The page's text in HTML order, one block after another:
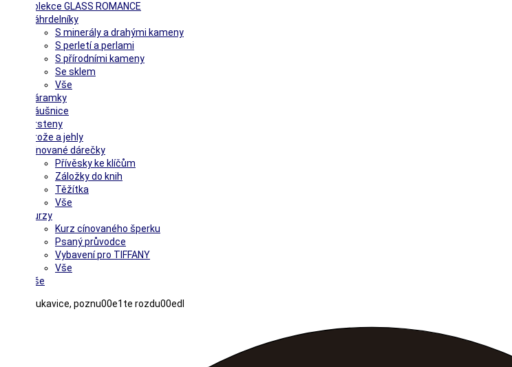
Kolekce GLASS ROMANCE
Náhrdelníky
S minerály a drahými kameny
S perletí a perlami
S přírodními kameny
Se sklem
Vše
Náramky
Náušnice
Prsteny
Brože a jehly
Cínované dárečky
Přívěsky ke klíčům
Záložky do knih
Těžítka
Vše
Kurzy
Kurz cínovaného šperku
Psaný průvodce
Vybavení pro TIFFANY
Vše
Vše
Hestra rukavice, poznu00e1te rozdu00edl